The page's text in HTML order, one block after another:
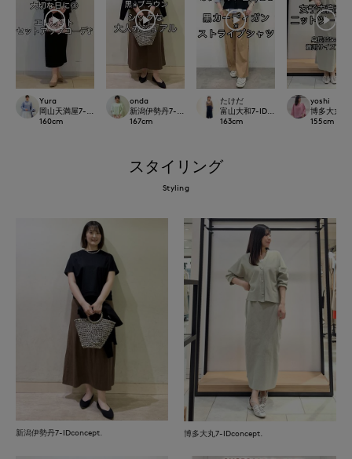
Yura
岡山天満屋7-IDconcept.
160cm
onda
新潟伊勢丹7-IDconcept.
167cm
たけだ
富山大和7-IDconcept.
163cm
yoshi
博多大丸
155cm
スタイリング
Styling
新潟伊勢丹7-IDconcept. 博多大丸7-IDconcept.